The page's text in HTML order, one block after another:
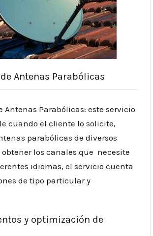
Antenas Parabólicas
Antenas Parabólicas: este servicio
cuando el cliente lo solicite,
parabólicas de diversos
obtener los canales que necesite
idiomas, el servicio cuenta
de tipo particular y
y optimización de